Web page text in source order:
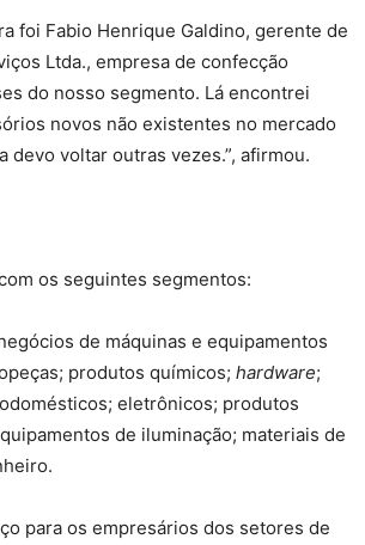
foi Fabio Henrique Galdino, gerente de
Ltda., empresa de confecção
do nosso segmento. Lá encontrei
novos não existentes no mercado
devo voltar outras vezes.”, afirmou.
os seguintes segmentos:
de máquinas e equipamentos
produtos químicos; hardware;
eletrônicos; produtos
de iluminação; materiais de
para os empresários dos setores de